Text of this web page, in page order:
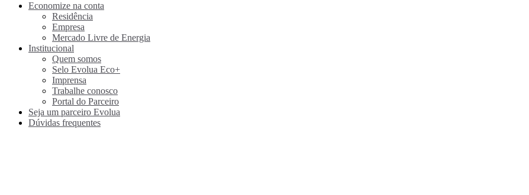
Economize na conta
Residência
Empresa
Mercado Livre de Energia
Institucional
Quem somos
Selo Evolua Eco+
Imprensa
Trabalhe conosco
Portal do Parceiro
Seja um parceiro Evolua
Dúvidas frequentes